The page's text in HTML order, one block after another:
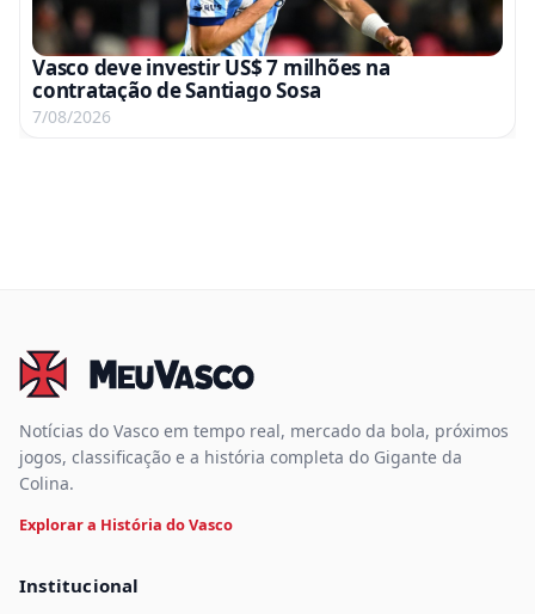
Vasco deve investir US$ 7 milhões na
contratação de Santiago Sosa
7/08/2026
Notícias do Vasco em tempo real, mercado da bola, próximos
jogos, classificação e a história completa do Gigante da
Colina.
Explorar a História do Vasco
Institucional